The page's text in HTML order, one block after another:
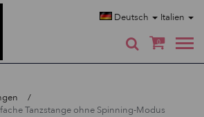
Deutsch Italien
0
Tanzstange ohne Spinning-Modus